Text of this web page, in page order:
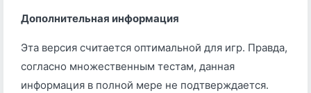
Дополнительная информация
Эта версия считается оптимальной для игр. Правда,
согласно множественным тестам, данная
информация в полной мере не подтверждается.